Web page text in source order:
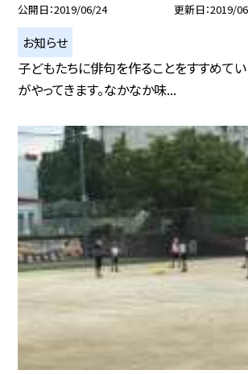
公開日 2019/06/24 更新日 2019/
お知らせ
子どもたちに俳句を作ることをすすめて
がやってきます。なかなか味...